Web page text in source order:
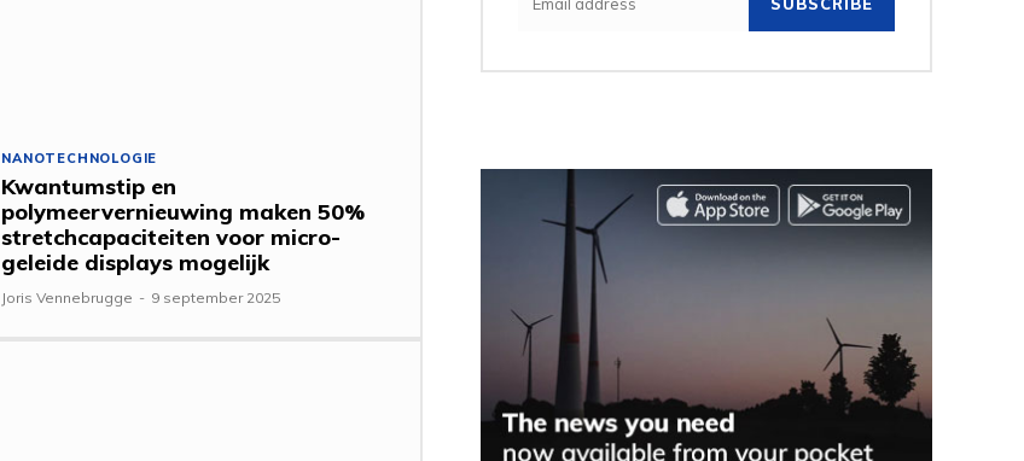
NANOTECHNOLOGIE
Kwantumstip en
polymeervernieuwing maken 50%
stretchcapaciteiten voor micro-
geleide displays mogelijk
Joris Vennebrugge - 9 september 2025